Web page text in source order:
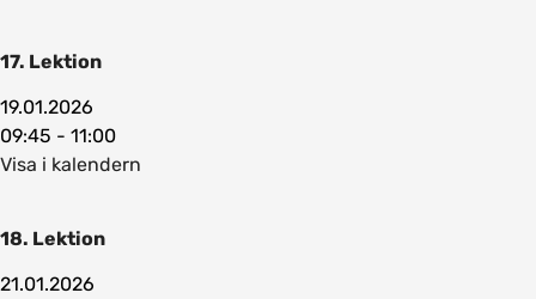
17. Lektion
19.01.2026
09:45 - 11:00
Visa i kalendern
18. Lektion
21.01.2026